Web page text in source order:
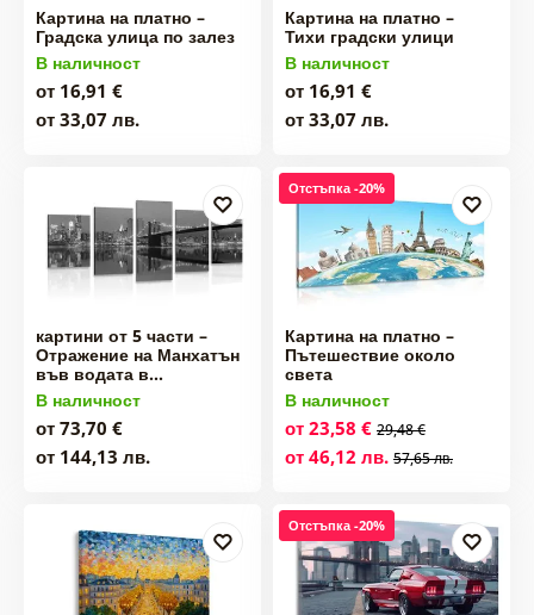
Картина на платно –
Градска улица по залез
В наличност
от 16,91 €
от 33,07 лв.
Картина на платно –
Тихи градски улици
В наличност
от 16,91 €
от 33,07 лв.
картини от 5 части –
Отражение на Манхатън
във водата в…
В наличност
от 73,70 €
от 144,13 лв.
Отстъпка -20%
Картина на платно –
Пътешествие около
света
В наличност
от 23,58 € 29,48 €
от 46,12 лв. 57,65 лв.
Отстъпка -20%